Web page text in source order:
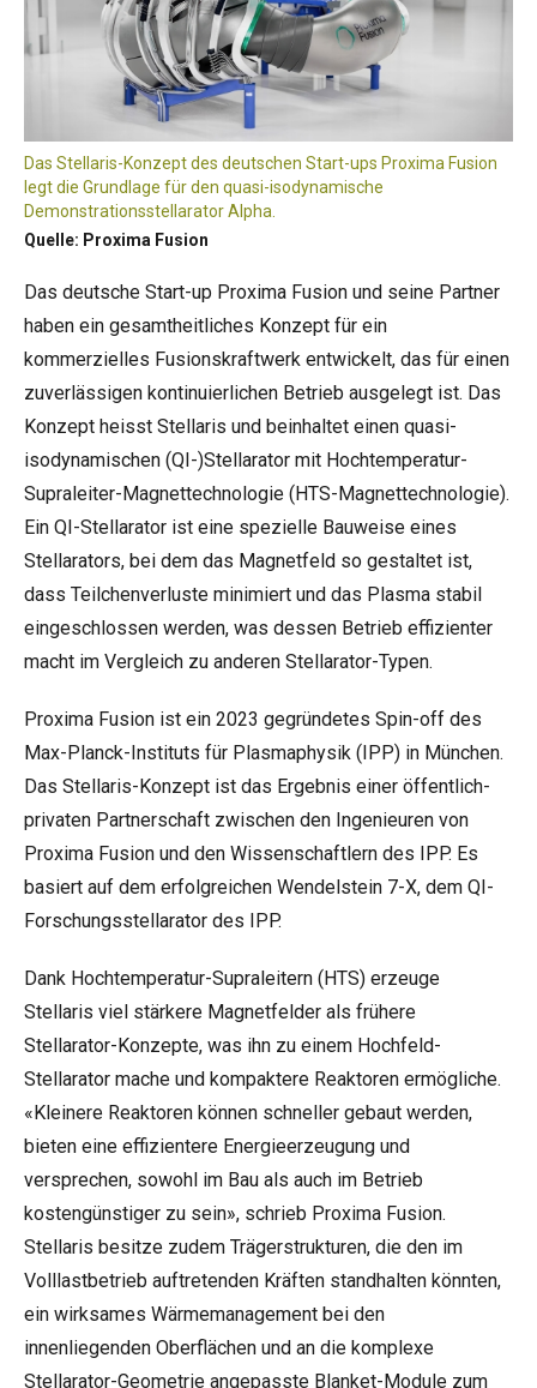
Das Stellaris-Konzept des deutschen Start-ups Proxima Fusion
legt die Grundlage für den quasi-isodynamische
Demonstrationsstellarator Alpha.
Quelle: Proxima Fusion
Das deutsche Start-up Proxima Fusion und seine Partner
haben ein gesamtheitliches Konzept für ein
kommerzielles Fusionskraftwerk entwickelt, das für einen
zuverlässigen kontinuierlichen Betrieb ausgelegt ist. Das
Konzept heisst Stellaris und beinhaltet einen quasi-
isodynamischen (QI-)Stellarator mit Hochtemperatur-
Supraleiter-Magnettechnologie (HTS-Magnettechnologie).
Ein QI-Stellarator ist eine spezielle Bauweise eines
Stellarators, bei dem das Magnetfeld so gestaltet ist,
dass Teilchenverluste minimiert und das Plasma stabil
eingeschlossen werden, was dessen Betrieb effizienter
macht im Vergleich zu anderen Stellarator-Typen.
Proxima Fusion ist ein 2023 gegründetes Spin-off des
Max-Planck-Instituts für Plasmaphysik (IPP) in München.
Das Stellaris-Konzept ist das Ergebnis einer öffentlich-
privaten Partnerschaft zwischen den Ingenieuren von
Proxima Fusion und den Wissenschaftlern des IPP. Es
basiert auf dem erfolgreichen Wendelstein 7-X, dem QI-
Forschungsstellarator des IPP.
Dank Hochtemperatur-Supraleitern (HTS) erzeuge
Stellaris viel stärkere Magnetfelder als frühere
Stellarator-Konzepte, was ihn zu einem Hochfeld-
Stellarator mache und kompaktere Reaktoren ermögliche.
«Kleinere Reaktoren können schneller gebaut werden,
bieten eine effizientere Energieerzeugung und
versprechen, sowohl im Bau als auch im Betrieb
kostengünstiger zu sein», schrieb Proxima Fusion.
Stellaris besitze zudem Trägerstrukturen, die den im
Volllastbetrieb auftretenden Kräften standhalten könnten,
ein wirksames Wärmemanagement bei den
innenliegenden Oberflächen und an die komplexe
Stellarator-Geometrie angepasste Blanket-Module zum